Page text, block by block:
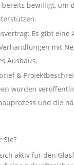
bewilligt, um
Es gibt eine
mit
Ausbaus.
&
wurden
und die
Sie?
aktiv für den